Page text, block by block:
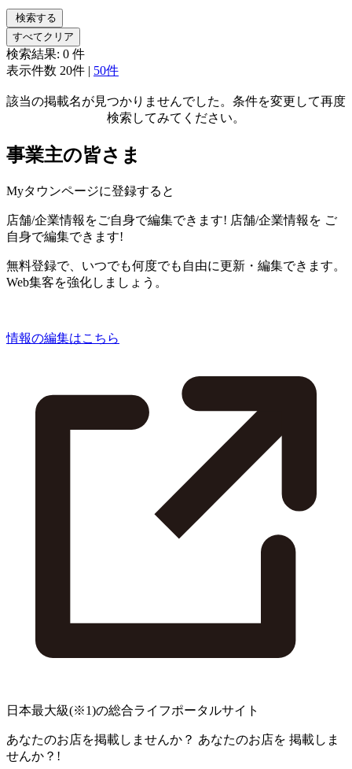
検索する
すべてクリア
検索結果: 0 件
表示件数 20件 | 50件
該当の掲載名が見つかりませんでした。条件を変更して再度
検索してみてください。
事業主の皆さま
Myタウンページに登録すると
店舗/企業情報をご自身で編集できます! 店舗/企業情報を ご
自身で編集できます!
無料登録で、いつでも何度でも自由に更新・編集できます。
Web集客を強化しましょう。
情報の編集はこちら
日本最大級(※1)の総合ライフポータルサイト
あなたのお店を掲載しませんか？ あなたのお店を 掲載しま
せんか？!